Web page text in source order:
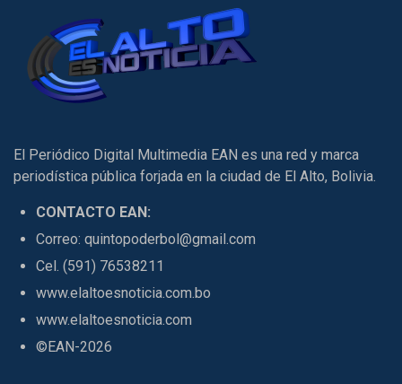
El Periódico Digital Multimedia EAN es una red y marca
periodística pública forjada en la ciudad de El Alto, Bolivia.
CONTACTO EAN:
Correo: quintopoderbol@gmail.com
Cel. (591) 76538211
www.elaltoesnoticia.com.bo
www.elaltoesnoticia.com
©EAN-2026